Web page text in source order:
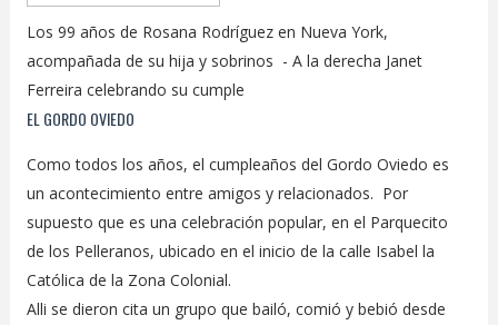
Los 99 años de Rosana Rodríguez en Nueva York,
acompañada de su hija y sobrinos - A la derecha Janet
Ferreira celebrando su cumple
EL GORDO OVIEDO
Como todos los años, el cumpleaños del Gordo Oviedo es
un acontecimiento entre amigos y relacionados. Por
supuesto que es una celebración popular, en el Parquecito
de los Pelleranos, ubicado en el inicio de la calle Isabel la
Católica de la Zona Colonial.
Alli se dieron cita un grupo que bailó, comió y bebió desde